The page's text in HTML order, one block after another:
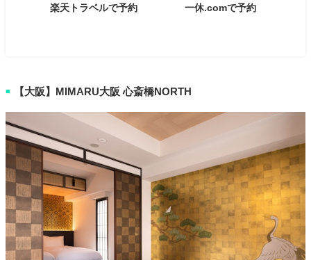
楽天トラベルで予約 一休.comで予約
■ 【大阪】MIMARU大阪 心斎橋NORTH